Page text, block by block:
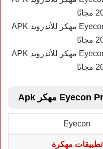
Eyecon
تطبيقات مهكرة